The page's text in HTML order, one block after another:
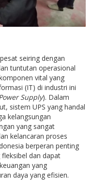
seiring dengan
tuntutan operasional
vital yang
(IT) di industri ini
Supply). Dalam
sistem UPS yang handal
kelangsungan
yang sangat
kelancaran proses
berperan penting
dan dapat
yang
daya yang efisien.